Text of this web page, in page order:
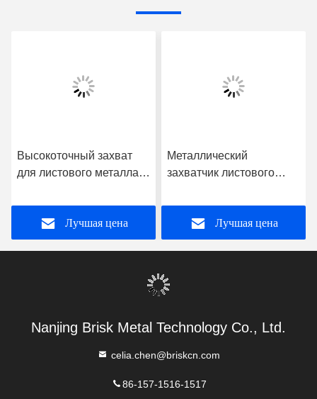
Высокоточный захват
для листового металла,
и надежное зажатие и
стабильную
производительность в
Лучшая цена
Металлический
захватчик листового
обработки листового
металла, предлагающий
высокую
подходит для
обработки материалов
Лучшая цена
Nanjing Brisk Metal Technology Co., Ltd.
celia.chen@briskcn.com
86-157-1516-1517